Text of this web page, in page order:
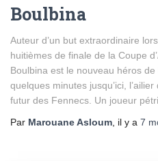
Boulbina
Auteur d’un but extraordinaire
huitièmes de finale de la Coupe
Boulbina est le nouveau héros de
quelques minutes jusqu’ici,
futur des Fennecs. Un joueur pétri
Par Marouane Asloum, il y a 7